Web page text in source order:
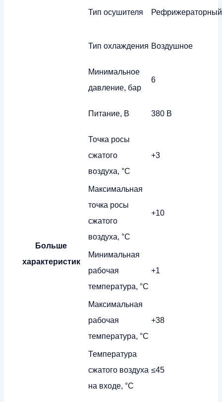
Больше
характеристик
Тип осушителя Рефрижераторный
Тип охлаждения Воздушное
Минимальное
давление, бар
6
Питание, В 380 В
Точка росы
сжатого
воздуха, °С
+3
Максимальная
точка росы
сжатого
воздуха, °С
+10
Минимальная
рабочая
температура, °С
+1
Максимальная
рабочая
температура, °С
+38
Температура
сжатого воздуха
на входе, °С
≤45